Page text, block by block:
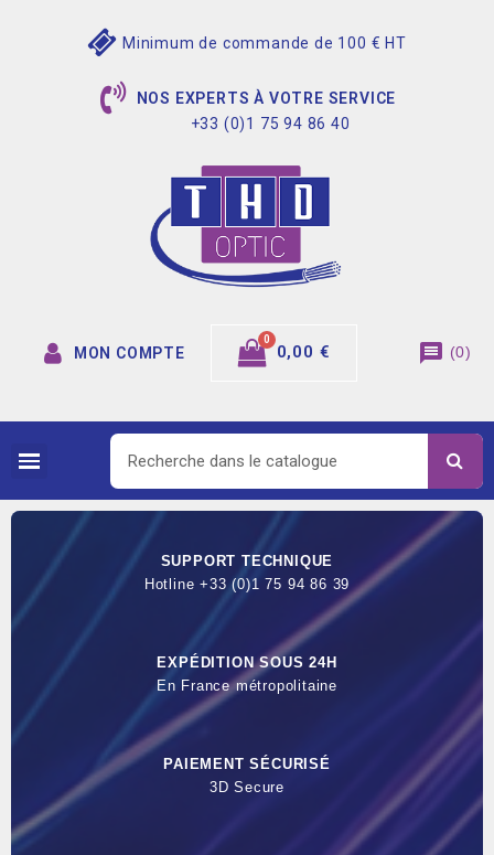
Minimum de commande de 100 € HT
NOS EXPERTS À VOTRE SERVICE
+33 (0)1 75 94 86 40
MON COMPTE 0,00 € message (0)
SUPPORT TECHNIQUE
Hotline +33 (0)1 75 94 86 39
EXPÉDITION SOUS 24H
En France métropolitaine
PAIEMENT SÉCURISÉ
3D Secure